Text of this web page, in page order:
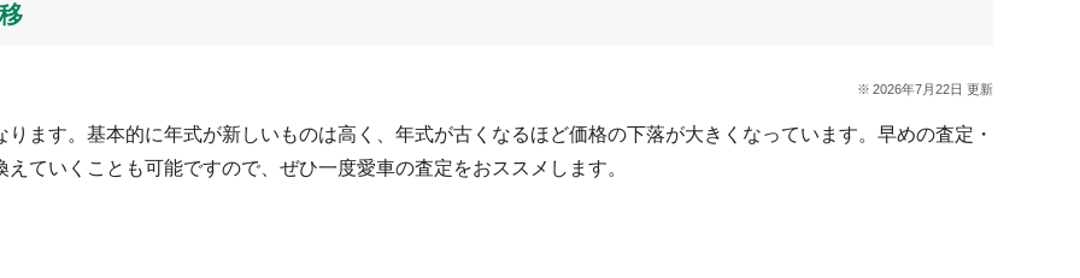
2026年7月22日 更新
ます。基本的に年式が新しいものは高く、年式が古くなるほど価格の下落が大きくなっています。早めの査定・
ていくことも可能ですので、ぜひ一度愛車の査定をおススメします。